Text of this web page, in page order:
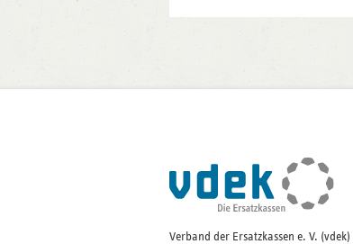
Fußleisten-
Navigation
Verband der Ersatzkassen e. V. (vdek)